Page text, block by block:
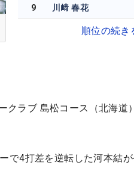
9 川﨑 春花
順位の続き
ラブ 島松コース（北海道）
で4打差を逆転した河本結